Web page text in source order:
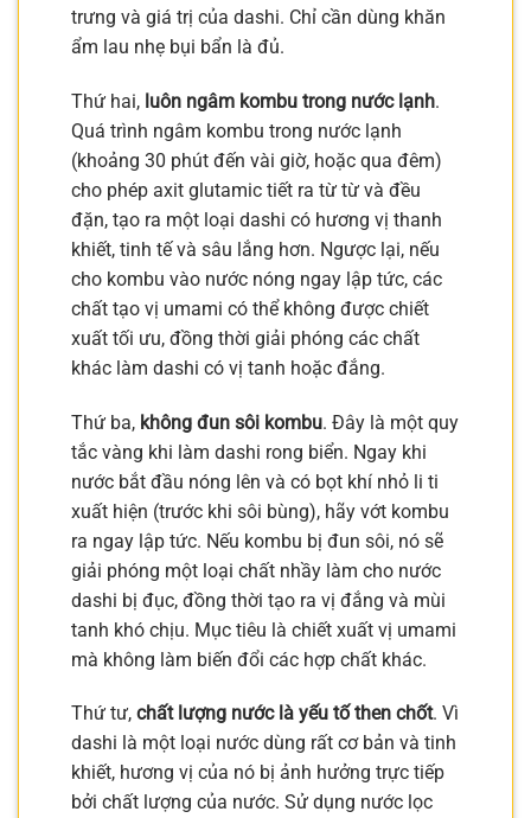
trưng và giá trị của dashi. Chỉ cần dùng khăn
ẩm lau nhẹ bụi bẩn là đủ.
Thứ hai, luôn ngâm kombu trong nước lạnh.
Quá trình ngâm kombu trong nước lạnh
(khoảng 30 phút đến vài giờ, hoặc qua đêm)
cho phép axit glutamic tiết ra từ từ và đều
đặn, tạo ra một loại dashi có hương vị thanh
khiết, tinh tế và sâu lắng hơn. Ngược lại, nếu
cho kombu vào nước nóng ngay lập tức, các
chất tạo vị umami có thể không được chiết
xuất tối ưu, đồng thời giải phóng các chất
khác làm dashi có vị tanh hoặc đắng.
Thứ ba, không đun sôi kombu. Đây là một quy
tắc vàng khi làm dashi rong biển. Ngay khi
nước bắt đầu nóng lên và có bọt khí nhỏ li ti
xuất hiện (trước khi sôi bùng), hãy vớt kombu
ra ngay lập tức. Nếu kombu bị đun sôi, nó sẽ
giải phóng một loại chất nhầy làm cho nước
dashi bị đục, đồng thời tạo ra vị đắng và mùi
tanh khó chịu. Mục tiêu là chiết xuất vị umami
mà không làm biến đổi các hợp chất khác.
Thứ tư, chất lượng nước là yếu tố then chốt. Vì
dashi là một loại nước dùng rất cơ bản và tinh
khiết, hương vị của nó bị ảnh hưởng trực tiếp
bởi chất lượng của nước. Sử dụng nước lọc